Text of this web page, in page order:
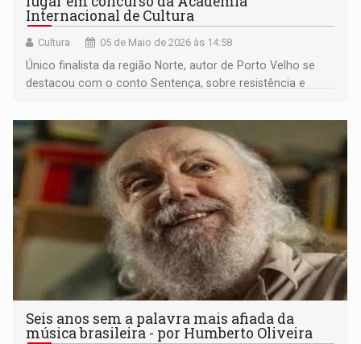
Internacional de Cultura
Cultura 05 de Maio de 2026 às 14:58
Único finalista da região Norte, autor de Porto Velho se
destacou com o conto Sentença, sobre resistência e
Seis anos sem a palavra mais afiada da
música brasileira - por Humberto Oliveira